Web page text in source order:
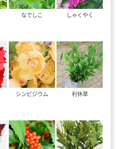
なでしこ しゃくやく
シンビジウム 利休草